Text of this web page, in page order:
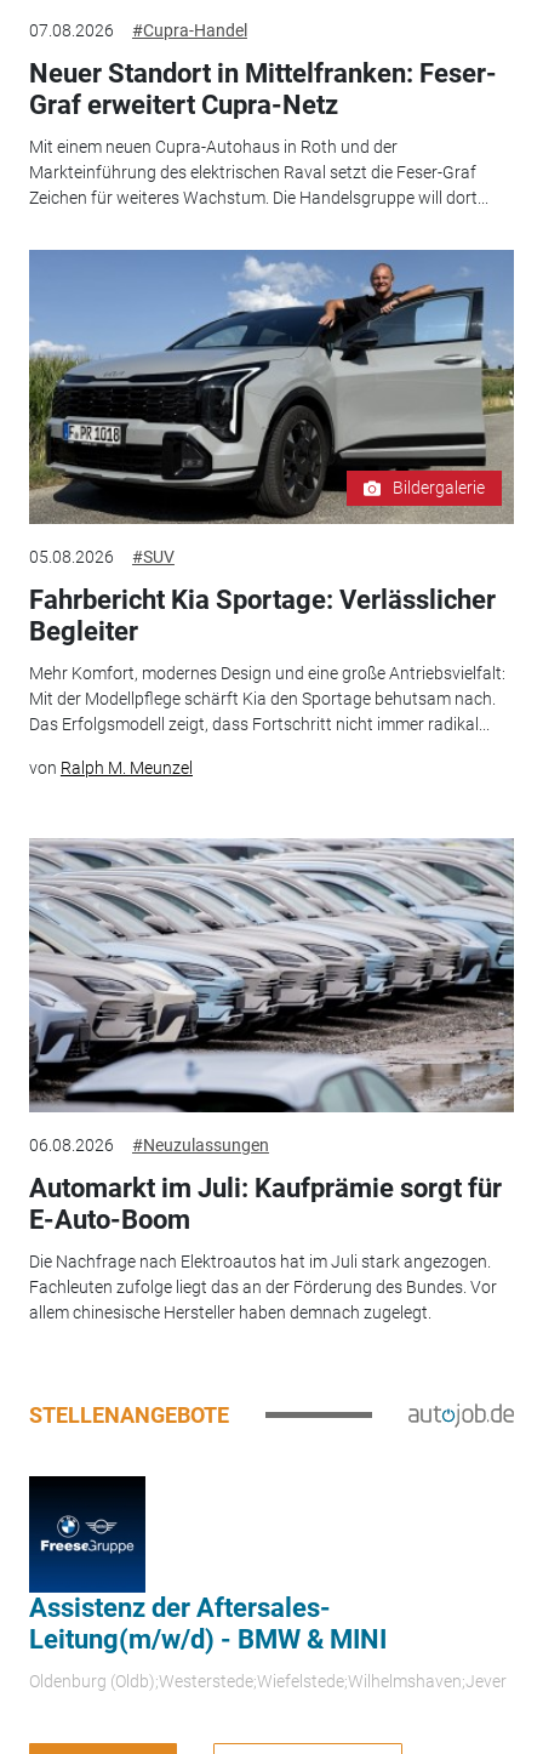
07.08.2026 #Cupra-Handel
Neuer Standort in Mittelfranken: Feser-
Graf erweitert Cupra-Netz
Mit einem neuen Cupra-Autohaus in Roth und der
Markteinführung des elektrischen Raval setzt die Feser-Graf
Zeichen für weiteres Wachstum. Die Handelsgruppe will dort...
Bildergalerie
05.08.2026 #SUV
Fahrbericht Kia Sportage: Verlässlicher
Begleiter
Mehr Komfort, modernes Design und eine große Antriebsvielfalt:
Mit der Modellpflege schärft Kia den Sportage behutsam nach.
Das Erfolgsmodell zeigt, dass Fortschritt nicht immer radikal...
von Ralph M. Meunzel
06.08.2026 #Neuzulassungen
Automarkt im Juli: Kaufprämie sorgt für
E-Auto-Boom
Die Nachfrage nach Elektroautos hat im Juli stark angezogen.
Fachleuten zufolge liegt das an der Förderung des Bundes. Vor
allem chinesische Hersteller haben demnach zugelegt.
STELLENANGEBOTE
Assistenz der Aftersales-
Leitung(m/w/d) - BMW & MINI
Oldenburg (Oldb);Westerstede;Wiefelstede;Wilhelmshaven;Jever